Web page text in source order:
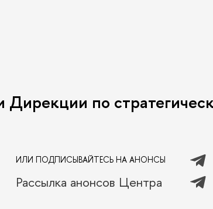
по
ИЛИ ПОДПИСЫВАЙТЕСЬ НА АНОНСЫ
Рассылка анонсов Центра